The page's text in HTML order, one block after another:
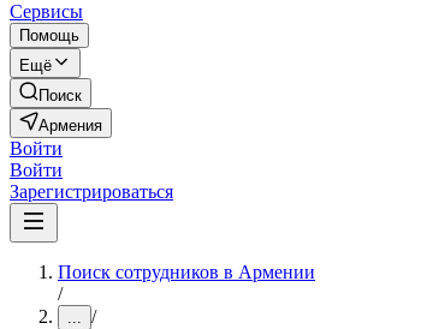
Сервисы
Помощь
Ещё
Поиск
Армения
Войти
Войти
Зарегистрироваться
Поиск сотрудников в Армении
/
... /